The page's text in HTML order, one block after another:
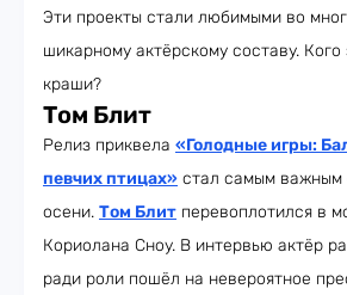
Эти проекты стали любимыми во
шикарному актёрскому составу.
краши?
Том Блит
Релиз приквела «Голодные игры:
певчих птицах» стал самым важным
осени. Том Блит перевоплотился в
Кориолана Сноу. В интервью актёр
ради роли пошёл на невероятное